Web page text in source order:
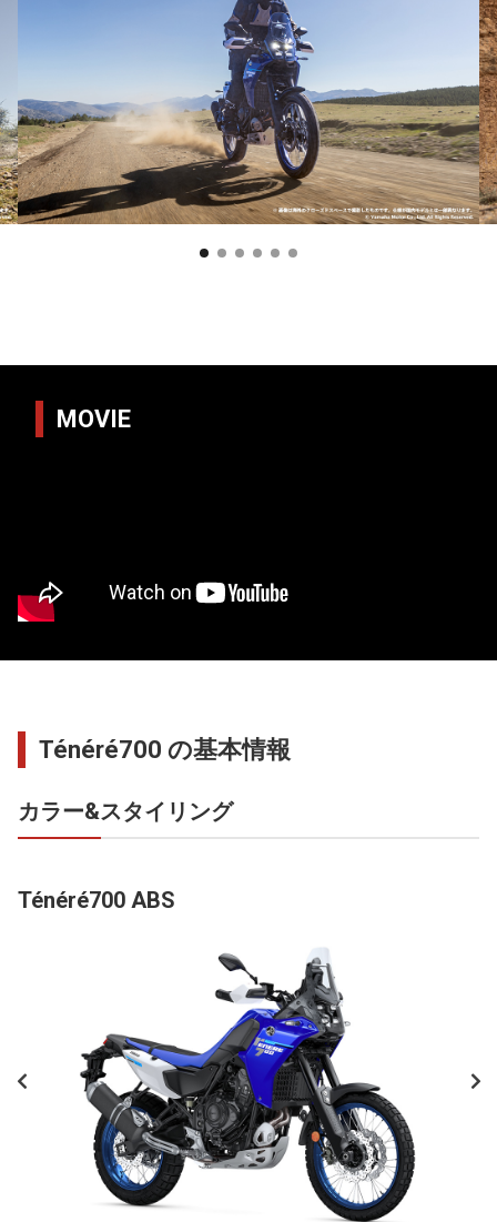
MOVIE
Ténéré700 の基本情報
カラー&スタイリング
Ténéré700 ABS